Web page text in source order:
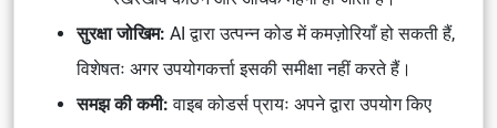
सुरक्षा जोखिम: AI द्वारा उत्पन्न कोड में कमज़ोरियाँ हो सकती हैं,
विशेषतः अगर उपयोगकर्त्ता इसकी समीक्षा नहीं करते हैं।
समझ की कमी:वाइब कोडर्स प्रायः अपने द्वारा उपयोग किए